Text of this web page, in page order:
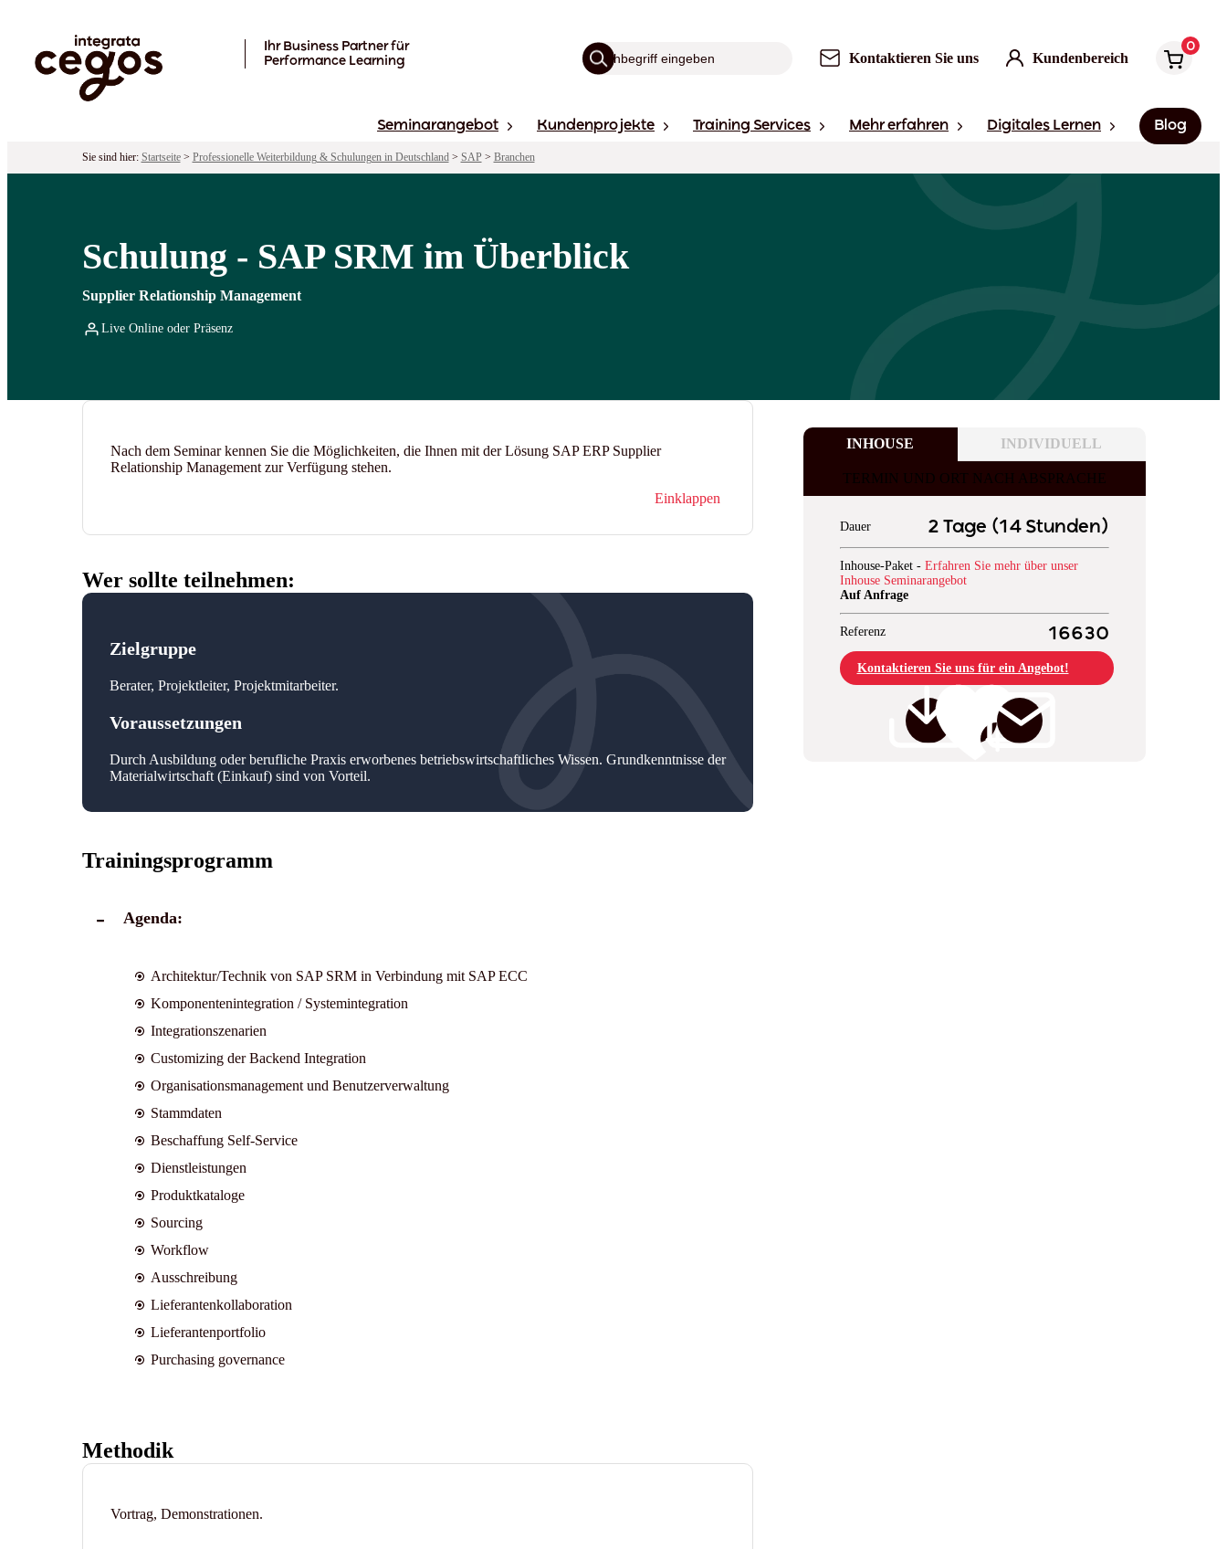
Ihr Business Partner für
Performance Learning
Kontaktieren Sie uns Kundenbereich
0
Seminarangebot Kundenprojekte Training Services Mehr erfahren Digitales Lernen Blog
Sie sind hier: Startseite> Professionelle Weiterbildung & Schulungen in Deutschland> SAP > Branchen
Schulung - SAP SRM im Überblick
Supplier Relationship Management
Live Online oder Präsenz
INHOUSE INDIVIDUELL
TERMIN UND ORT NACH ABSPRACHE
Dauer 2 Tage (14 Stunden)
Inhouse-Paket - Erfahren Sie mehr über unser
Inhouse Seminarangebot
Auf Anfrage
Referenz 16630
Kontaktieren Sie uns für ein Angebot!
Nach dem Seminar kennen Sie die Möglichkeiten, die Ihnen mit der Lösung SAP ERP Supplier
Relationship Management zur Verfügung stehen.
Einklappen
Wer sollte teilnehmen:
Zielgruppe
Berater, Projektleiter, Projektmitarbeiter.
Voraussetzungen
Durch Ausbildung oder berufliche Praxis erworbenes betriebswirtschaftliches Wissen. Grundkenntnisse der
Materialwirtschaft (Einkauf) sind von Vorteil.
Trainingsprogramm
Agenda:
Architektur/Technik von SAP SRM in Verbindung mit SAP ECC
Komponentenintegration / Systemintegration
Integrationszenarien
Customizing der Backend Integration
Organisationsmanagement und Benutzerverwaltung
Stammdaten
Beschaffung Self-Service
Dienstleistungen
Produktkataloge
Sourcing
Workflow
Ausschreibung
Lieferantenkollaboration
Lieferantenportfolio
Purchasing governance
Methodik
Vortrag, Demonstrationen.